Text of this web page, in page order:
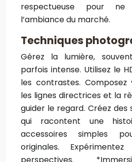
respectueuse pour
l’ambiance du marché.
Techniques
Gérez la lumière,
parfois intense. Utilisez le
les contrastes. Composez
les lignes directrices et la
guider le regard. Créez des
qui racontent une
accessoires simples
originales.
perspectives.